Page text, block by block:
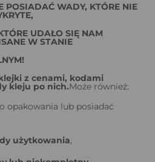
POSIADAĆ WADY, KTÓRE NIE
UDAŁO SIĘ NAM
W STANIE
z cenami, kodami
kleju po nich.Może również:
opakowania lub posiadać
użytkowania,